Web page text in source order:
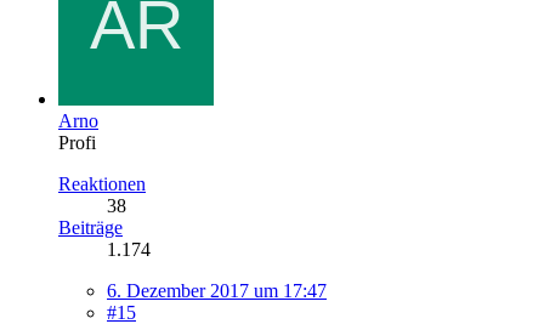
Arno
Profi
Reaktionen
38
Beiträge
1.174
6. Dezember 2017 um 17:47
#15